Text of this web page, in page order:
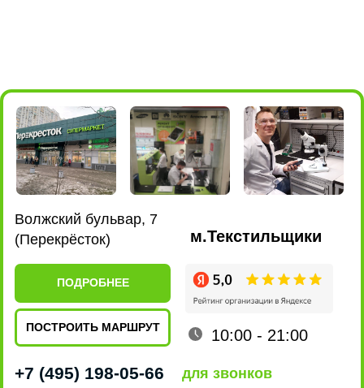
Ленинский проспект, 101
ПОДРОБНЕЕ
10:00 - 22:00
+7 915 161-19-85
+7 (495) 198-07-76
для мессенджеров
для звонков